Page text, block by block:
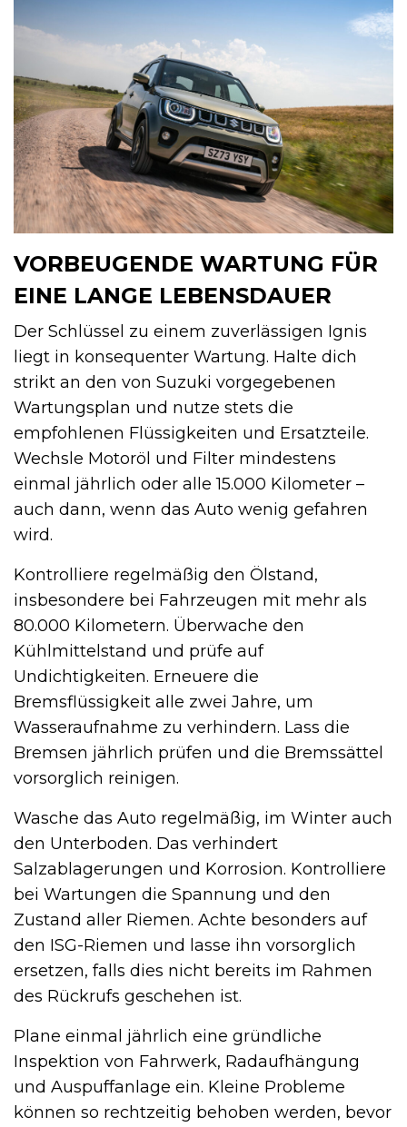
VORBEUGENDE WARTUNG FÜR
EINE LANGE LEBENSDAUER
Der Schlüssel zu einem zuverlässigen Ignis
liegt in konsequenter Wartung. Halte dich
strikt an den von Suzuki vorgegebenen
Wartungsplan und nutze stets die
empfohlenen Flüssigkeiten und Ersatzteile.
Wechsle Motoröl und Filter mindestens
einmal jährlich oder alle 15.000 Kilometer –
auch dann, wenn das Auto wenig gefahren
wird.
Kontrolliere regelmäßig den Ölstand,
insbesondere bei Fahrzeugen mit mehr als
80.000 Kilometern. Überwache den
Kühlmittelstand und prüfe auf
Undichtigkeiten. Erneuere die
Bremsflüssigkeit alle zwei Jahre, um
Wasseraufnahme zu verhindern. Lass die
Bremsen jährlich prüfen und die Bremssättel
vorsorglich reinigen.
Wasche das Auto regelmäßig, im Winter auch
den Unterboden. Das verhindert
Salzablagerungen und Korrosion. Kontrolliere
bei Wartungen die Spannung und den
Zustand aller Riemen. Achte besonders auf
den ISG-Riemen und lasse ihn vorsorglich
ersetzen, falls dies nicht bereits im Rahmen
des Rückrufs geschehen ist.
Plane einmal jährlich eine gründliche
Inspektion von Fahrwerk, Radaufhängung
und Auspuffanlage ein. Kleine Probleme
können so rechtzeitig behoben werden, bevor